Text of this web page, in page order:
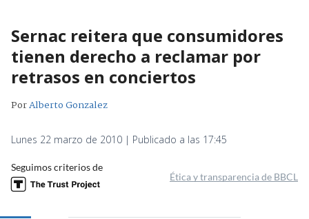
Sernac reitera que consumidores
tienen derecho a reclamar por
retrasos en conciertos
PorAlberto Gonzalez
Lunes 22 marzo de 2010 | Publicado a las 17:45
Seguimos criterios de
Ética y transparencia de BBCL